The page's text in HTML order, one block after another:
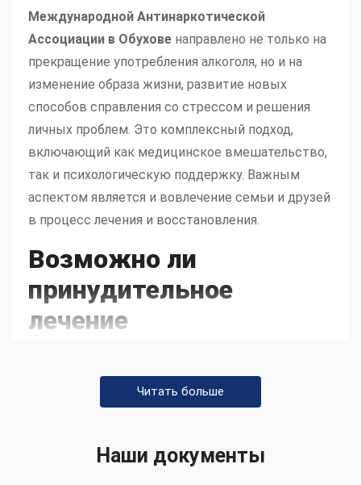
Международной Антинаркотической
Ассоциации в Обухове направлено не только на
прекращение употребления алкоголя, но и на
изменение образа жизни, развитие новых
способов справления со стрессом и решения
личных проблем. Это комплексный подход,
включающий как медицинское вмешательство,
так и психологическую поддержку. Важным
аспектом является и вовлечение семьи и друзей
в процесс лечения и восстановления.
Возможно ли
принудительное
лечение
«Международной Антинаркотической
в Обухове возможно только в
непосредственную угрозу для себя или
окружающих. В большинстве случаев лечение
Читать больше
Наши документы